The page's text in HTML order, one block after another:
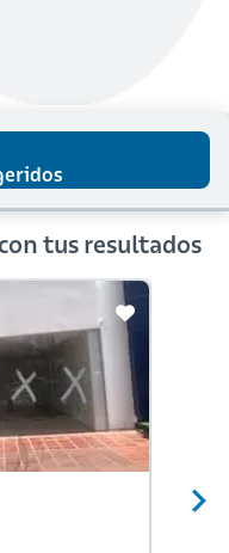
tus resultados